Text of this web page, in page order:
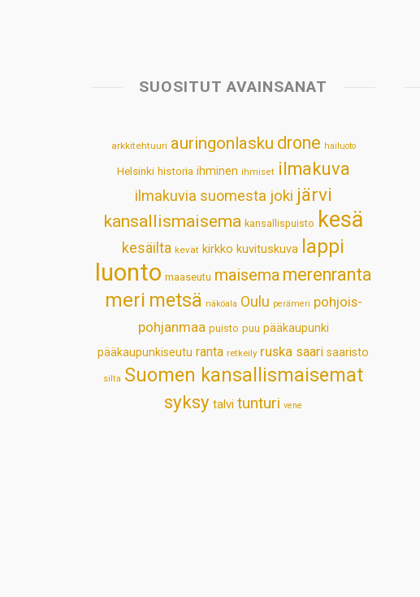
SUOSITUT AVAINSANAT
arkkitehtuuri auringonlasku drone hailuoto
Helsinki historia ihminen ihmiset ilmakuva
ilmakuvia suomesta joki järvi
kansallismaisema kansallispuisto kesä
kesäilta kevät kirkko kuvituskuva lappi
luonto maaseutu maisema merenranta
meri metsä näköala Oulu perämeri pohjois-
pohjanmaa puisto puu pääkaupunki
pääkaupunkiseutu ranta retkeily ruska saari saaristo
silta Suomen kansallismaisemat
syksy talvi tunturi vene